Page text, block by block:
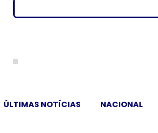
ÚLTIMAS NOTÍCIAS NACIONAL